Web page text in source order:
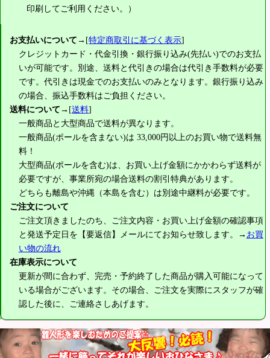
印刷してご利用ください。）
お支払いについて→[特定商取引に基づく表示]
クレジットカード・代金引換・銀行振り込み(先払い)でのお支払
いが可能です。別途、送料と代引きの場合は代引き手数料が必要
です。代引きは現金でのお支払いのみとなります。銀行振り込み
の場合、振込手数料はご負担ください。
送料について→[送料]
一般商品と大型商品で送料が異なります。
一般商品(ポールを含まない)は 33,000円以上のお買い物で送料無
料！
大型商品(ポールを含む)は、お買い上げ金額にかかわらず送料が
必要ですが、事業所宛の場合送料の割引特典があります。
どちらも離島や沖縄（本島を含む）は別途中継料が必要です。
ご注文について
ご注文頂きましたのち、ご注文内容・お買い上げ金額の確認事項
と発送予定日を【要返信】メールにてお知らせ致します。→ お買
い物の流れ
在庫表示について
更新が間に合わず、完売・予約終了した商品が購入可能になって
いる場合がございます。その場合、ご注文を実際にスタッフが確
認した後に、ご連絡さしあげます。